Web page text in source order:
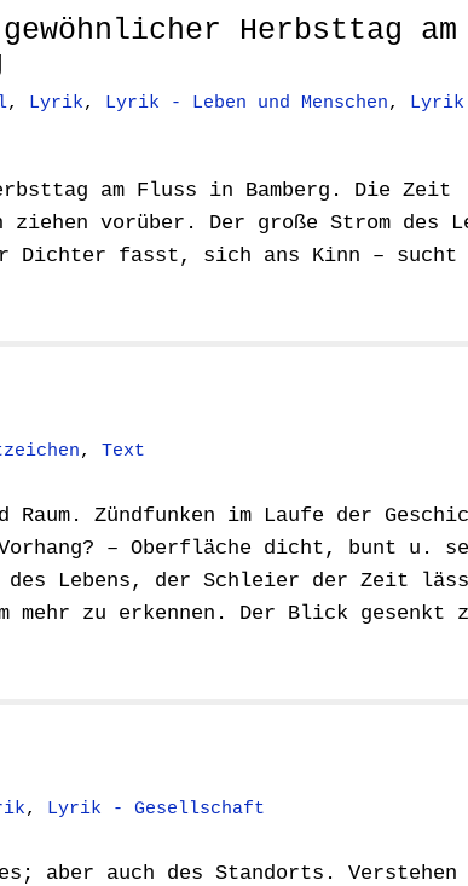
Herbsttag am
, Lyrik, Lyrik - Leben und Menschen,
am Fluss in Bamberg. Die Zeit
vorüber. Der große Strom des
Dichter fasst, sich ans Kinn – sucht
, Text
Zündfunken im Laufe der
– Oberfläche dicht, bunt u.
Lebens, der Schleier der Zeit
mehr zu erkennen. Der Blick gesenkt
, Lyrik - Gesellschaft
aber auch des Standorts. Verstehen